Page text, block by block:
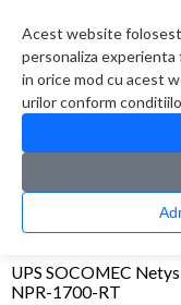
Acest website
personaliza
in orice mod cu acest
urilor conform
CATALOG
UPS - Protectie
UPS SOCOMEC
NPR-1700-RT